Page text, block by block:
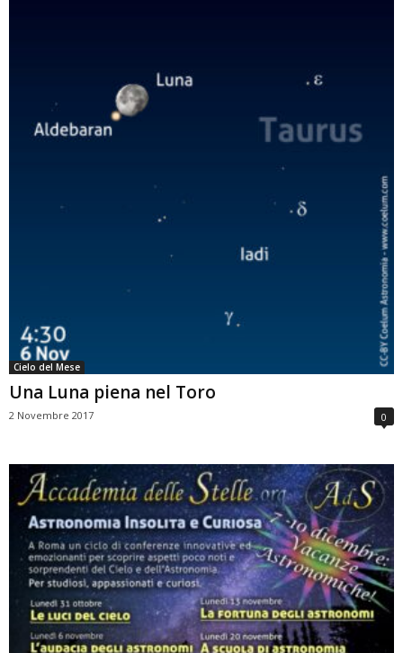
Cielo del Mese
Una Luna piena nel Toro
2 Novembre 2017 0